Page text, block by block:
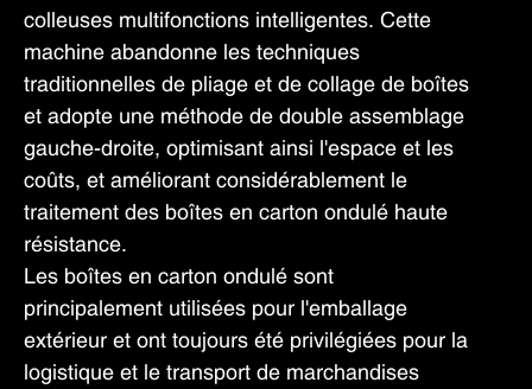
colleuses multifonctions intelligentes. Cette
machine abandonne les techniques
traditionnelles de pliage et de collage de boîtes
et adopte une méthode de double assemblage
gauche-droite, optimisant ainsi l'espace et les
coûts, et améliorant considérablement le
traitement des boîtes en carton ondulé haute
résistance.
Les boîtes en carton ondulé sont
principalement utilisées pour l'emballage
extérieur et ont toujours été privilégiées pour la
logistique et le transport de marchandises